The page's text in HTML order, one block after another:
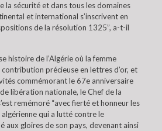
la sécurité et dans tous les domaines
et international s’inscrivent en
de la résolution 1325”, a-t-il
histoire de l’Algérie où la femme
précieuse en lettres d’or, et
commémorant le 67e anniversaire
libération nationale, le Chef de la
remémoré “avec fierté et honneur les
qui a lutté contre le
aux gloires de son pays, devenant ainsi